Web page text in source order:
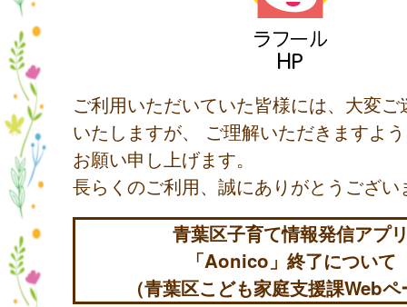
ご利用いただいていた皆様には、大変
いたしますが、 ご理解いただきますよ
お願い申し上げます。
長らくのご利用、誠にありがとうござい
青葉区子育て情報発信アプ
「Aonico」終了について
（青葉区こども家庭支援課Web